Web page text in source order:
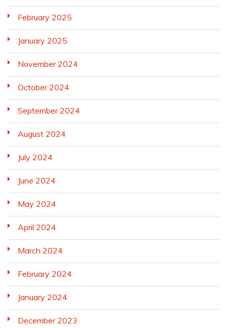
February 2025
January 2025
November 2024
October 2024
September 2024
August 2024
July 2024
June 2024
May 2024
April 2024
March 2024
February 2024
January 2024
December 2023